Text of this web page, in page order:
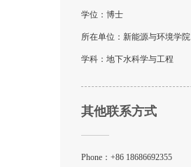
学位：博士
所在单位：新能源与环境学院
学科：地下水科学与工程
其他联系方式
Phone： +86 18686692355